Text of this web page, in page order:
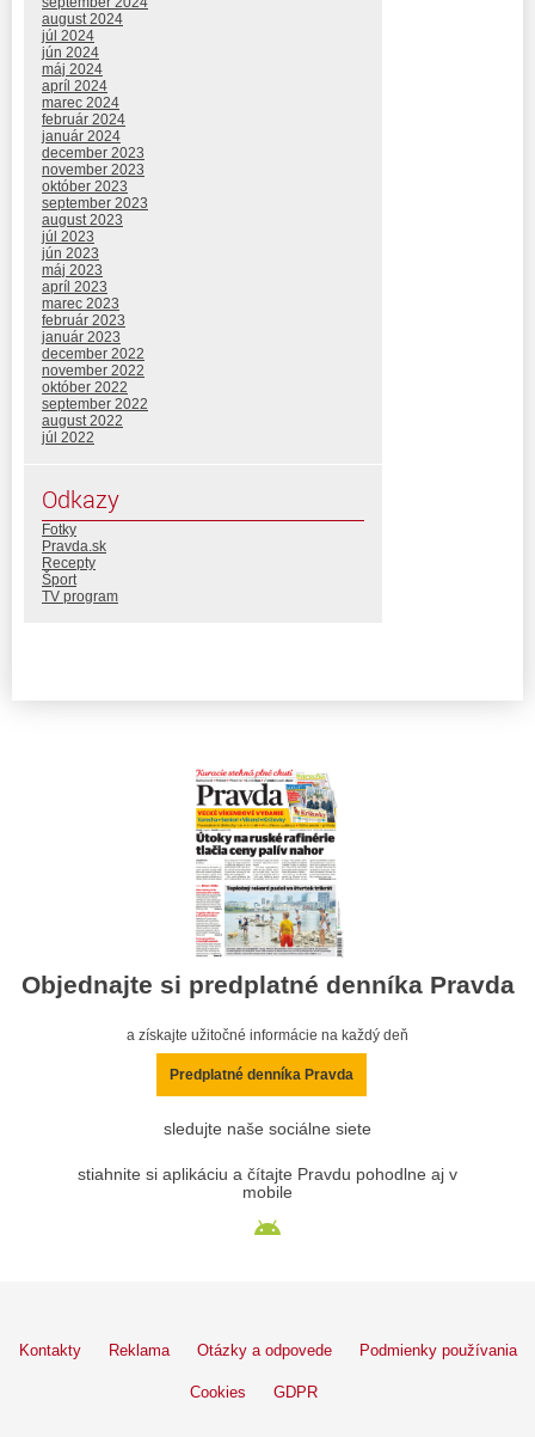
august 2024
júl 2024
jún 2024
máj 2024
apríl 2024
marec 2024
február 2024
január 2024
december 2023
november 2023
október 2023
september 2023
august 2023
júl 2023
jún 2023
máj 2023
apríl 2023
marec 2023
február 2023
január 2023
december 2022
november 2022
október 2022
september 2022
august 2022
júl 2022
Odkazy
Fotky
Pravda.sk
Recepty
Šport
TV program
Objednajte si predplatné denníka Pravda
a získajte užitočné informácie na každý deň
Predplatné denníka Pravda
sledujte naše sociálne siete
stiahnite si aplikáciu a čítajte Pravdu pohodlne aj v
mobile
Kontakty Reklama Otázky a odpovede Podmienky používania
Cookies GDPR